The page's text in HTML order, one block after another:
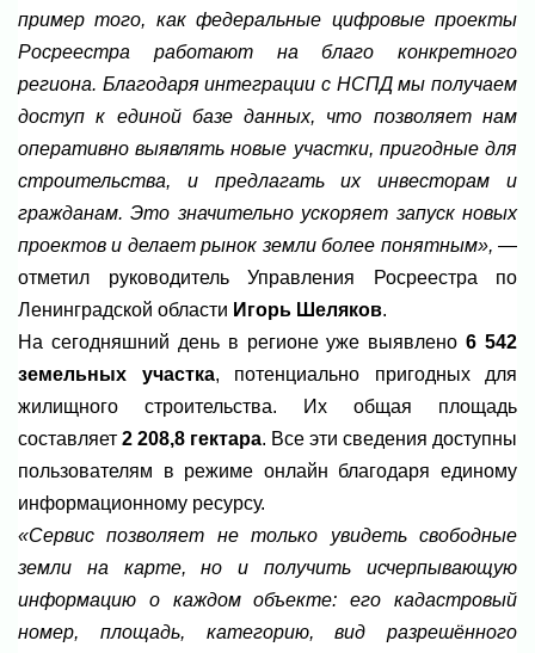
пример того, как федеральные цифровые проекты
Росреестра работают на благо конкретного
региона. Благодаря интеграции с НСПД мы получаем
доступ к единой базе данных, что позволяет нам
оперативно выявлять новые участки, пригодные для
строительства, и предлагать их инвесторам и
гражданам. Это значительно ускоряет запуск новых
проектов и делает рынок земли более понятным», —
отметил руководитель Управления Росреестра по
Ленинградской области Игорь Шеляков.
На сегодняшний день в регионе уже выявлено6 542
земельных участка, потенциально пригодных для
жилищного строительства. Их общая площадь
составляет 2 208,8 гектара. Все эти сведения доступны
пользователям в режиме онлайн благодаря единому
информационному ресурсу.
«Сервис позволяет не только увидеть свободные
земли на карте, но и получить исчерпывающую
информацию о каждом объекте: его кадастровый
номер, площадь, категорию, вид разрешённого